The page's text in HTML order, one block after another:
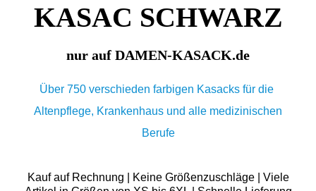
KASAC SCHWARZ
nur auf DAMEN-KASACK.de
Über 750 verschieden farbigen Kasacks für die
Altenpflege, Krankenhaus und alle medizinischen
Berufe
Kauf auf Rechnung | Keine Größenzuschläge | Viele